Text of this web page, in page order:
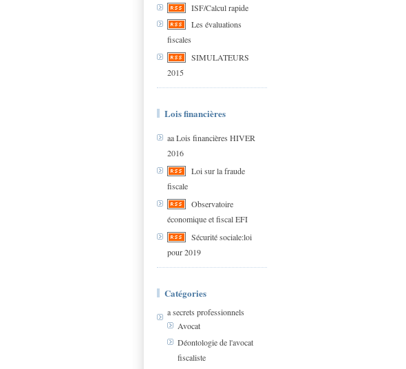
ISF/Calcul rapide
Les évaluations
fiscales
SIMULATEURS
2015
Lois financières
aa Lois financières HIVER
2016
Loi sur la fraude
fiscale
Observatoire
économique et fiscal EFI
Sécurité sociale:loi
pour 2019
Catégories
a secrets professionnels
Avocat
Déontologie de l'avocat
fiscaliste